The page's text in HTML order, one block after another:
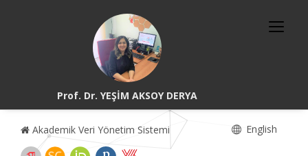
Prof. Dr. YEŞİM AKSOY DERYA
Akademik Veri Yönetim Sistemi English